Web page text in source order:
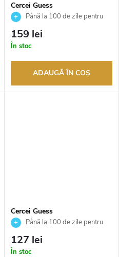
Cercei Guess
JUBE02135JWYGT
Până la 100 de zile pentru
returnarea bunurilor. Vânzător
autorizat
159 lei
În stoc
ADAUGĂ ÎN COŞ
Cercei Guess
JUBE01194JWYGT/U
Până la 100 de zile pentru
returnarea bunurilor. Vânzător
autorizat
127 lei
În stoc